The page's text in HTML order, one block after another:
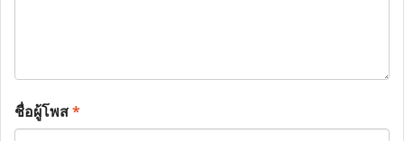
ชื่อผู้โพส*